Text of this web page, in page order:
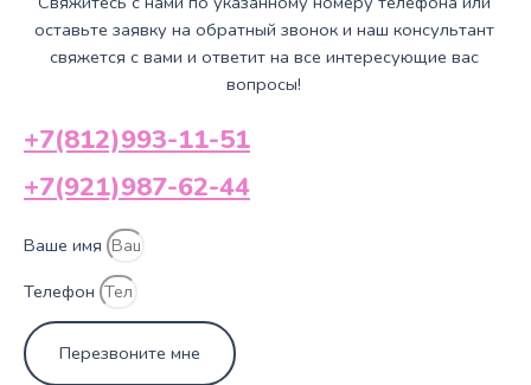
оставьте заявку на обратный звонок и наш консультант
свяжется с вами и ответит на все интересующие вас
вопросы!
+7(812)993-11-51
+7(921)987-62-44
Ваше имя
Телефон
Перезвоните мне